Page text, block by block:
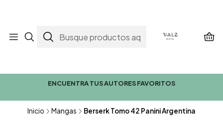
ENCUENTRA TUS AUTORES FAVORITOS
Inicio Mangas Berserk Tomo 42 Panini Argentina